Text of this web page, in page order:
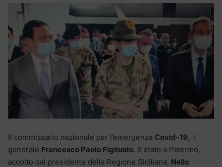
Il commissario nazionale per l’emergenza Covid-19, il
generale Francesco Paolo Figliuolo, è stato a Palermo,
accolto dal presidente della Regione Siciliana, Nello